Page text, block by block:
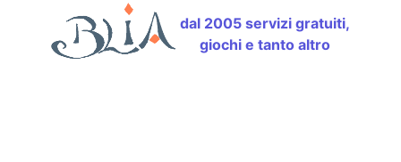
dal 2005 servizi gratuiti,
giochi e tanto altro